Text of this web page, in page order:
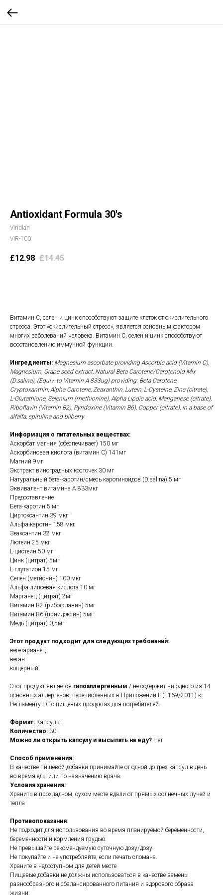
Antioxidant Formula 30's
Viridian
VIR-100
£12.98 £14.45
Витамин С, селен и цинк способствуют защите клеток от окислительного
стресса. Этот «окислительный стресс», является основным фактором
многих заболеваний человека. Витамин С, селен и цинк способствуют
восстановлению иммунной функции.
Ингредиенты: Magnesium ascorbate providing Ascorbic acid (Vitamin C),
Magnesium, Grape seed extract, Natural Beta Carotene/Carotenoid Mix
(D.salina), (Equiv. to Vitamin A 833ug) providing: Beta Carotene,
Cryptoxanthin, Alpha Carotene, Zeaxanthin, Lutein, L-Cysteine, Zinc (citrate),
L-Glutathione, Selenium (methionine), Alpha Lipoic acid, Manganese (citrate),
Riboflavin (Vitamin B2), Pyridoxine (Vitamin B6), Copper (citrate), in a base of
alfalfa, spirulina and bilberry
Информация о питательных веществах:
Аскорбат магния (обеспечивает) 150 мг
Аскорбиновая кислота (витамин С) 141мг
Магний 9мг
Экстракт виноградных косточек 30 мг
Натуральный бета-каротин/смесь каротиноидов (D.salina) 5 мг
Эквивалент витамина А 833мкг
Предоставление
Бета-каротин 5 мг
Циртоксантин 39 мкг
Альфа-каротин 158 мкг
Зеаксантин 32 мкг
Лютеин 25 мкг
L-цистеин 50 мг
Цинк (цитрат) 5мг
L-глутатион 15 мг
Селен (метионин) 100 мкг
Альфа-липоевая кислота 10 мг
Марганец (цитрат) 2мг
Витамин В2 (рибофлавин) 5мг
Витамин B6 (приидоксин) 5мг
Медь (цитрат) 0,5мг
Этот продукт подходит для следующих требований:
вегетарианец
веган
кощерный
Этот продукт является гипоаллергенным / не содержит ни одного из 14
основных аллергенов, перечисленных в Приложении II (1169/2011) к
Регламенту ЕС о пищевых продуктах для потребителей.
Формат: Капсулы
Количество: 30
Можно ли открыть капсулу и высыпать на еду? Нет
Способ применения:
В качестве пищевой добавки принимайте от одной до трех капсул в день
во время еды или по назначению врача.
Условия хранения:
Хранить в прохладном, сухом месте вдали от прямых солнечных лучей и
тепла
Противопоказания:
Не подходит для использования во время планируемой беременности,
беременности и кормления грудью.
Не превышайте рекомендуемую суточную дозу/дозу.
Не покупайте и не употребляйте, если печать сломана.
Храните в недоступном для детей месте
Пищевые добавки не должны использоваться в качестве замены
разнообразного и сбалансированного питания и здорового образа
жизни.